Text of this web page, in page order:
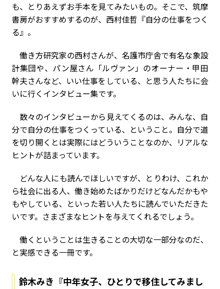
も、とりあえずお手本を見てみたいもの。そこで、筑摩
書房がおすすめするのが、西村佳哲『自分の仕事をつく
る』。
働き方研究家の西村さんが、名護市庁舎で有名な象設
計集団や、パン屋さん「ルヴァン」のオーナー・甲田
幹夫さんなど、いい仕事をしている、と思う人たちに会
いに行くインタビュー集です。
数々のインタビューから見えてくるのは、みんな、自
分で自分の仕事をつくっている、ということ。自分で道
を切り開くとは実際にはどういうことなのか、リアルな
ヒントが詰まっています。
どんな人にも読んでほしいですが、とりわけ、これか
ら社会に出る人、働き始めたばかりだけどなんだかもや
もやしている、といった若い人たちに読んでいただきた
いです。さまざまなヒントを与えてくれるでしょう。
働くということは生きることの大切な一部分なのだ、
と実感できる一冊です。
鈴木みき『中年女子、ひとりで移住してみまし